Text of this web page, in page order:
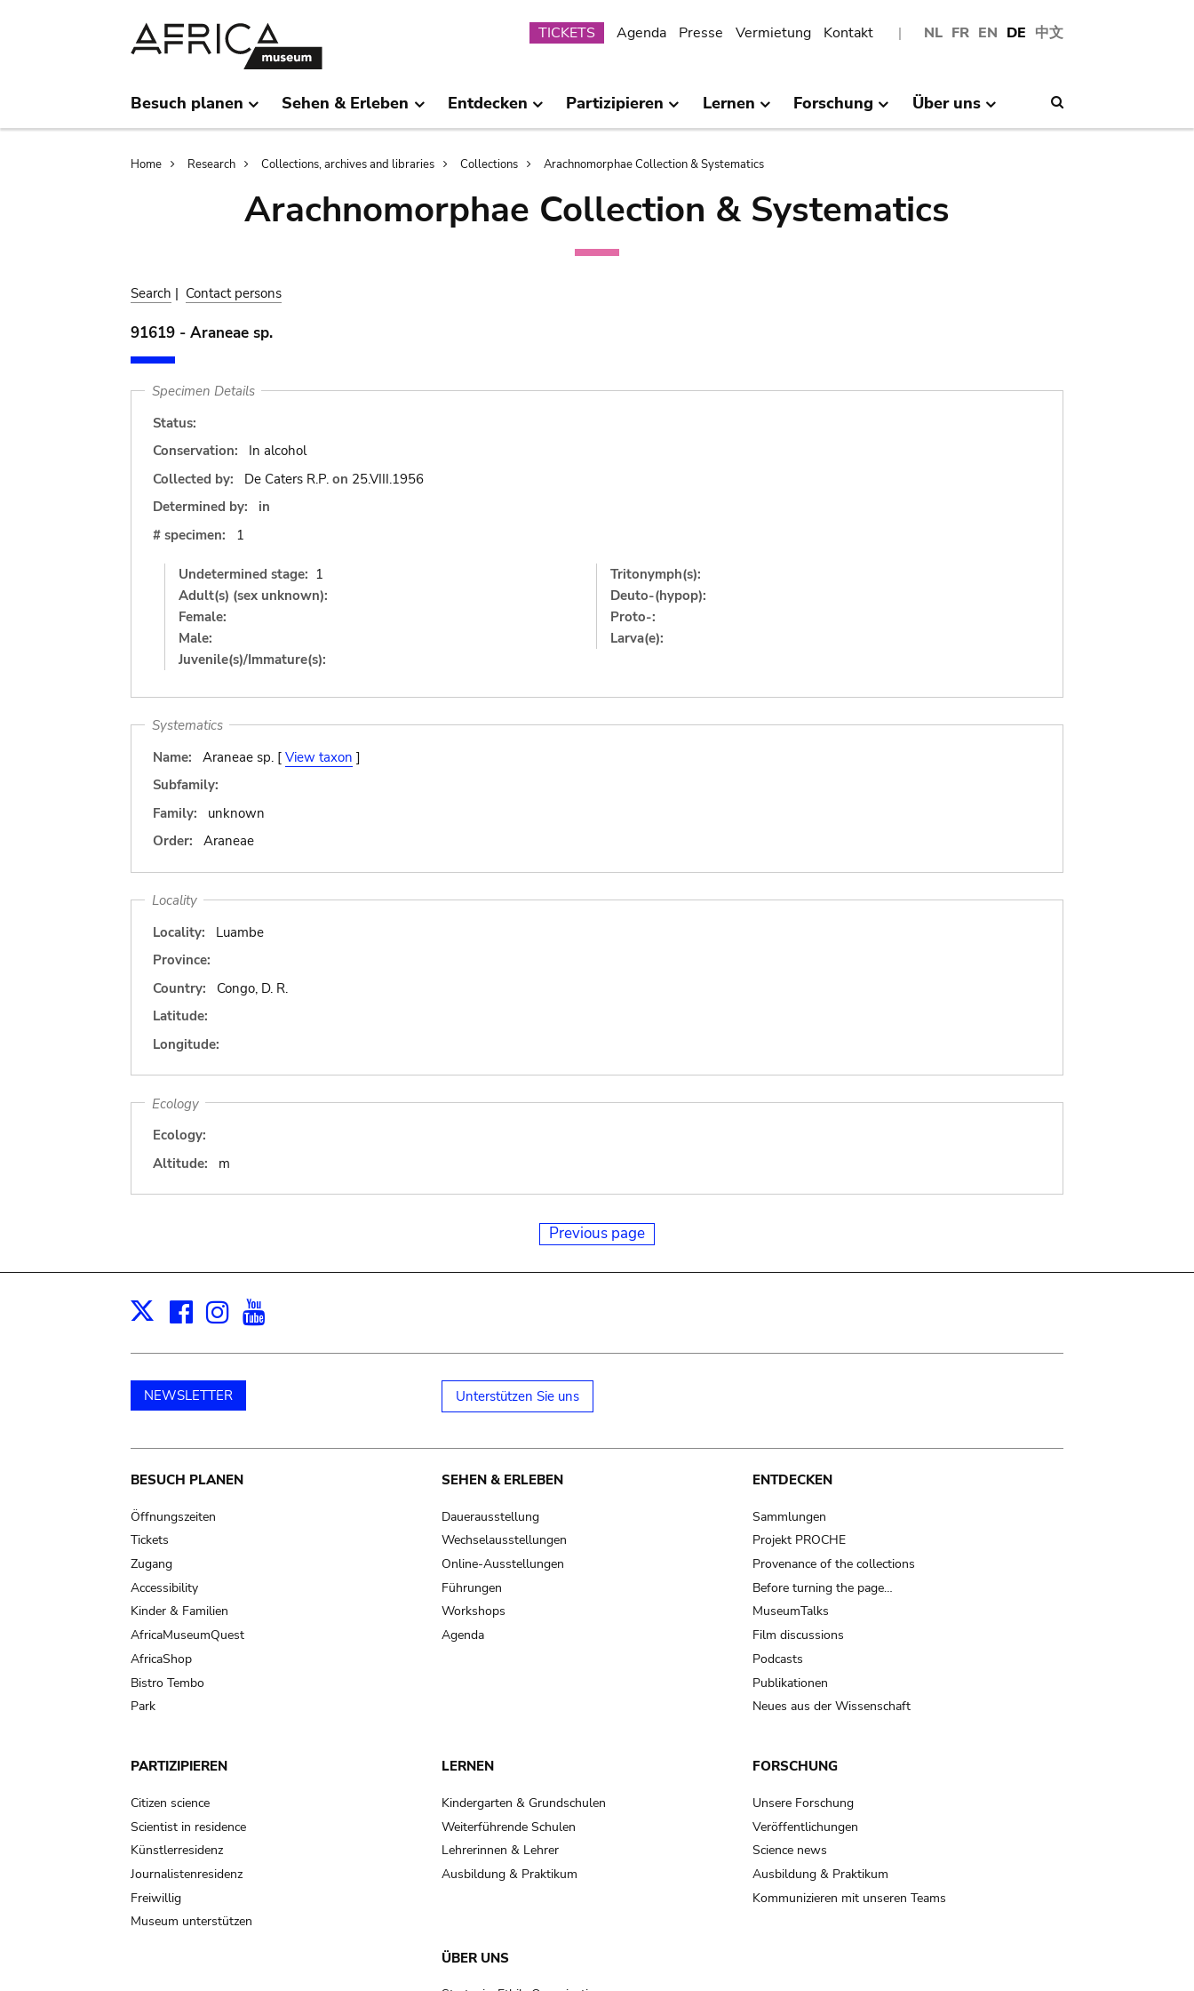
NL FR EN DE 中文
Submenu
TICKETS Agenda Presse Vermietung Kontakt
Besuch planen Sehen & Erleben Entdecken Partizipieren Lernen Forschung Über uns
Breadcrumb
Home Research Collections, archives and libraries Collections Arachnomorphae Collection & Systematics
Arachnomorphae Collection & Systematics
Search | Contact persons
91619 - Araneae sp.
Specimen Details
Status:
Conservation:
In alcohol
Collected by:
De Caters R.P. on 25.VIII.1956
Determined by:
in
# specimen:
1
Undetermined stage: 1
Adult(s) (sex unknown):
Female:
Male:
Juvenile(s)/Immature(s):
Tritonymph(s):
Deuto-(hypop):
Proto-:
Larva(e):
Systematics
Name:
Araneae sp. [ View taxon ]
Subfamily:
Family:
unknown
Order:
Araneae
Locality
Locality:
Luambe
Province:
Country:
Congo, D. R.
Latitude:
Longitude:
Ecology
Ecology:
Altitude:
m
Previous page
X Facebook
Instagram
NEWSLETTER Unterstützen Sie uns
Main
navigation
BESUCH PLANEN
Öffnungszeiten
Tickets
Zugang
Accessibility
Kinder & Familien
AfricaMuseumQuest
AfricaShop
Bistro Tembo
Park
SEHEN & ERLEBEN
Dauerausstellung
Wechselausstellungen
Online-Ausstellungen
Führungen
Workshops
Agenda
ENTDECKEN
Sammlungen
Projekt PROCHE
Provenance of the collections
Before turning the page…
MuseumTalks
Film discussions
Podcasts
Publikationen
Neues aus der Wissenschaft
PARTIZIPIEREN
Citizen science
Scientist in residence
Künstlerresidenz
Journalistenresidenz
Freiwillig
Museum unterstützen
LERNEN
Kindergarten & Grundschulen
Weiterführende Schulen
Lehrerinnen & Lehrer
Ausbildung & Praktikum
FORSCHUNG
Unsere Forschung
Veröffentlichungen
Science news
Ausbildung & Praktikum
Kommunizieren mit unseren Teams
ÜBER UNS